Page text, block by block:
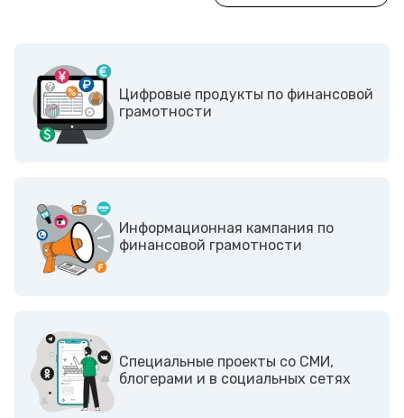
Цифровые продукты по финансовой
грамотности
Информационная кампания по
финансовой грамотности
Cпециальные проекты со СМИ,
блогерами и в социальных сетях